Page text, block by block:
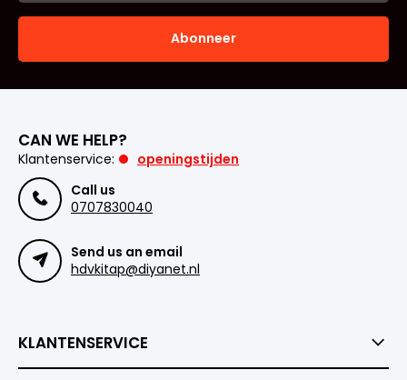
Abonneer
CAN WE HELP?
Klantenservice:
openingstijden
Call us
0707830040
Send us an email
hdvkitap@diyanet.nl
KLANTENSERVICE